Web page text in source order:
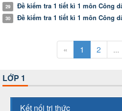
29 Đề kiểm tra 1 tiết kì 1 môn Công
30 Đề kiểm tra 1 tiết kì 1 môn Công
« 1 2 ...
LỚP 1
Kết nối tri thức